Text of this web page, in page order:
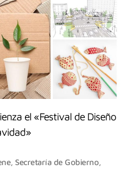
el «Festival de Diseño
, Secretaría de Gobierno,